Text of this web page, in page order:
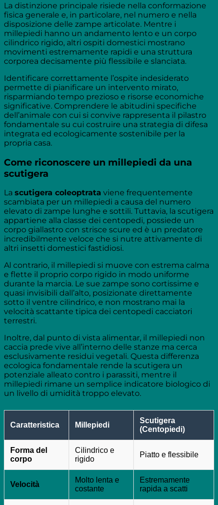
La distinzione principale risiede nella conformazione
fisica generale e, in particolare, nel numero e nella
disposizione delle zampe articolate. Mentre i
millepiedi hanno un andamento lento e un corpo
cilindrico rigido, altri ospiti domestici mostrano
movimenti estremamente rapidi e una struttura
corporea decisamente più flessibile e slanciata.
Identificare correttamente l’ospite indesiderato
permette di pianificare un intervento mirato,
risparmiando tempo prezioso e risorse economiche
significative. Comprendere le abitudini specifiche
dell’animale con cui si convive rappresenta il pilastro
fondamentale su cui costruire una strategia di difesa
integrata ed ecologicamente sostenibile per la
propria casa.
Come riconoscere un millepiedi da una
scutigera
La scutigera coleoptrata viene frequentemente
scambiata per un millepiedi a causa del numero
elevato di zampe lunghe e sottili. Tuttavia, la scutigera
appartiene alla classe dei centopedi, possiede un
corpo giallastro con strisce scure ed è un predatore
incredibilmente veloce che si nutre attivamente di
altri insetti domestici fastidiosi.
Al contrario, il millepiedi si muove con estrema calma
e flette il proprio corpo rigido in modo uniforme
durante la marcia. Le sue zampe sono cortissime e
quasi invisibili dall’alto, posizionate direttamente
sotto il ventre cilindrico, e non mostrano mai la
velocità scattante tipica dei centopedi cacciatori
terrestri.
Inoltre, dal punto di vista alimentar, il millepiedi non
caccia prede vive all’interno delle stanze ma cerca
esclusivamente residui vegetali. Questa differenza
ecologica fondamentale rende la scutigera un
potenziale alleato contro i parassiti, mentre il
millepiedi rimane un semplice indicatore biologico di
un livello di umidità troppo elevato.
Caratteristica Millepiedi
Scutigera
(Centopiedi)
Forma del
corpo
Cilindrico e
rigido
Piatto e flessibile
Velocità
Molto lenta e
costante
Estremamente
rapida a scatti